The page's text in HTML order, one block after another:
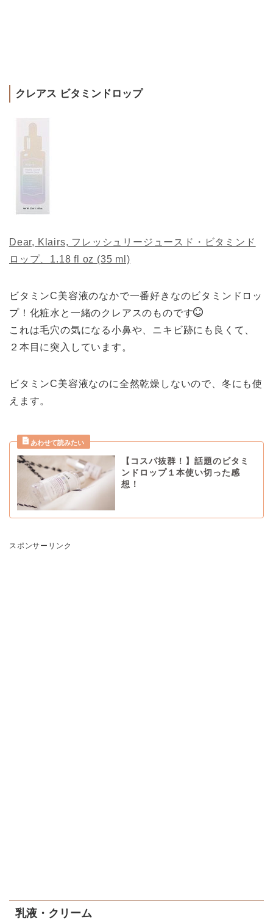
クレアス ビタミンドロップ
Dear, Klairs, フレッシュリージュースド・ビタミンド
ロップ、1.18 fl oz (35 ml)
ビタミンC美容液のなかで一番好きなのビタミンドロッ
プ！化粧水と一緒のクレアスのものです
これは毛穴の気になる小鼻や、ニキビ跡にも良くて、
２本目に突入しています。
ビタミンC美容液なのに全然乾燥しないので、冬にも使
えます。
【コスパ抜群！】話題のビタミ
ンドロップ１本使い切った感
想！
スポンサーリンク
乳液・クリーム